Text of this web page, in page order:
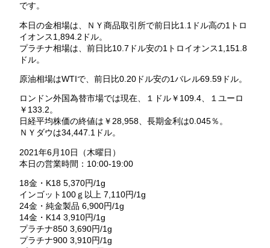
です。
本日の金相場は、ＮＹ商品取引所で前日比1.1ドル高の1トロ
イオンス1,894.2ドル。
プラチナ相場は、前日比10.7ドル安の1トロイオンス1,151.8
ドル。
原油相場はWTIで、前日比0.20ドル安の1バレル69.59ドル。
ロンドン外国為替市場では現在、１ドル￥109.4、１ユーロ
￥133.2。
日経平均株価の終値は￥28,958、長期金利は0.045％。
ＮＹダウは34,447.1ドル。
2021年6月10日（木曜日）
本日の営業時間：10:00-19:00
18金・K18 5,370円/1g
インゴット100ｇ以上 7,110円/1g
24金・純金製品 6,900円/1g
14金・K14 3,910円/1g
プラチナ850 3,690円/1g
プラチナ900 3,910円/1g